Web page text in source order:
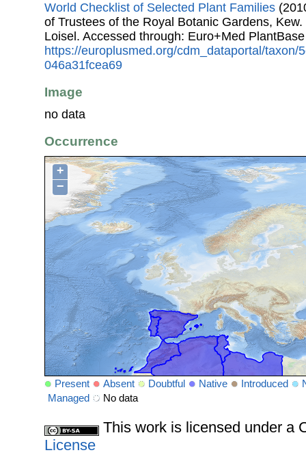
World Checklist of Selected Plant Families
of Trustees of the Royal Botanic Gardens, Kew.
Loisel. Accessed through: Euro+Med
https://europlusmed.org/cdm_dataportal/taxon/
046a31fcea69
Image
no data
Occurrence
+
−
Present Absent Doubtful Native Introduced
Managed
No data
This work is licensed under a
License